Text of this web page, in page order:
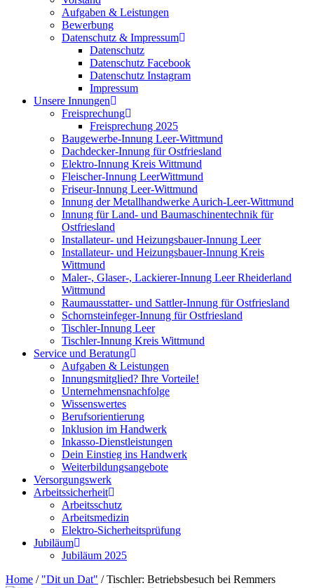
Aufgaben & Leistungen
Bewerbung
Datenschutz & Impressum
Datenschutz
Datenschutz Facebook
Datenschutz Instagram
Impressum
Unsere Innungen
Freisprechung
Freisprechung 2025
Baugewerbe-Innung Leer-Wittmund
Dachdecker-Innung für Ostfriesland
Elektro-Innung Kreis Wittmund
Fleischer-Innung LeerWittmund
Friseur-Innung Leer-Wittmund
Innung der Metallhandwerke Aurich-Leer-Wittmund
Innung für Land- und Baumaschinentechnik für
Ostfriesland
Installateur- und Heizungsbauer-Innung Leer
Installateur- und Heizungsbauer-Innung Kreis
Wittmund
Maler-, Glaser-, Lackierer-Innung Leer Rheiderland
Wittmund
Raumausstatter- und Sattler-Innung für Ostfriesland
Schornsteinfeger-Innung für Ostfriesland
Tischler-Innung Leer
Tischler-Innung Kreis Wittmund
Service und Beratung
Aufgaben & Leistungen
Innungsmitglied? Ihre Vorteile!
Unternehmensnachfolge
Wissenswertes
Berufsorientierung
Inklusion im Handwerk
Inkasso-Dienstleistungen
Dein Einstieg ins Handwerk
Weiterbildungsangebote
Versorgungswerk
Arbeitssicherheit
Arbeitsschutz
Arbeitsmedizin
Elektro-Sicherheitsprüfung
Jubiläum
Jubiläum 2025
Home / "Dit un Dat" / Tischler: Betriebsbesuch bei Remmers